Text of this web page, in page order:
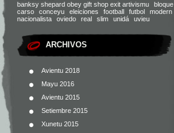
banksy shepard obey gift shop exit artivismu
bloque
carso
conceyu eleiciones football futbol
modern
nacionalista
oviedo real slim unidá uvieu
ARCHIVOS
Avientu 2018
Mayu 2016
Avientu 2015
Setiembre 2015
Xunetu 2015